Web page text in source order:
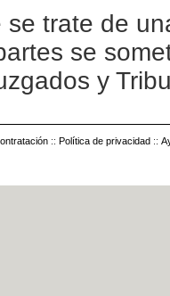
trate de
se
y
:: Política de privacidad ::